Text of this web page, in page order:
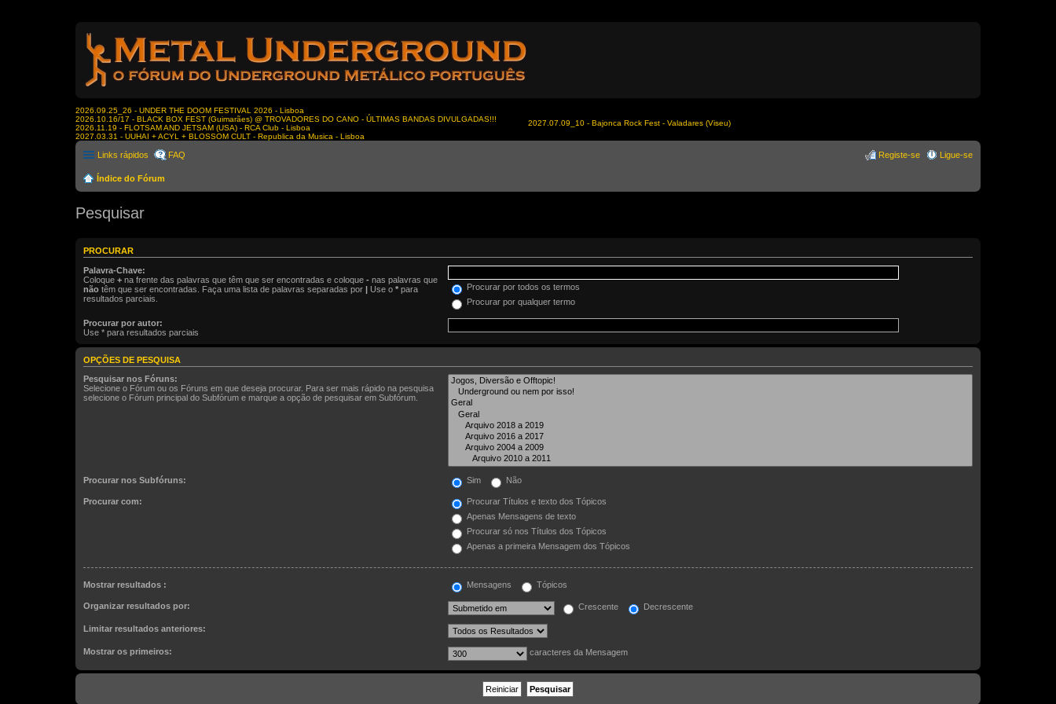
2026.09.25_26 - UNDER THE DOOM FESTIVAL 2026 - Lisboa
2026.10.16/17 - BLACK BOX FEST (Guimarães) @ TROVADORES DO CANO - ÚLTIMAS BANDAS DIVULGADAS!!!
2026.11.19 - FLOTSAM AND JETSAM (USA) - RCA Club - Lisboa
2027.03.31 - UUHAI + ACYL + BLOSSOM CULT - Republica da Musica - Lisboa
2027.07.09_10 - Bajonca Rock Fest - Valadares (Viseu)
Links rápidos FAQ Ligue-se
Registe-se
Índice do Fórum
Pesquisar
PROCURAR
Palavra-Chave:
Coloque + na frente das palavras que têm que ser encontradas e coloque - nas palavras que
não têm que ser encontradas. Faça uma lista de palavras separadas por | Use o * para
resultados parciais.
Procurar por todos os termos
Procurar por qualquer termo
Procurar por autor:
Use * para resultados parciais
OPÇÕES DE PESQUISA
Pesquisar nos Fóruns:
Selecione o Fórum ou os Fóruns em que deseja procurar. Para ser mais rápido na pesquisa
selecione o Fórum principal do Subfórum e marque a opção de pesquisar em Subfórum.
Procurar nos Subfóruns: Sim Não
Procurar com:
Procurar Títulos e texto dos Tópicos
Apenas Mensagens de texto
Procurar só nos Títulos dos Tópicos
Apenas a primeira Mensagem dos Tópicos
Mostrar resultados : Mensagens Tópicos
Organizar resultados por: Crescente Decrescente
Limitar resultados anteriores:
Mostrar os primeiros: caracteres da Mensagem